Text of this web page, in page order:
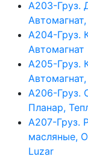
А203-Груз.
А204-Груз.
Автомагнат
А205-Груз.
А206-Груз.
Планар,
А207-Груз.
масляные,
Luzar